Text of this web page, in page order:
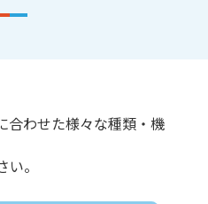
合わせた様々な種類・機
。